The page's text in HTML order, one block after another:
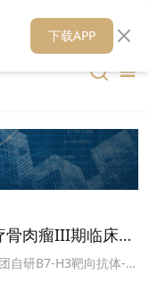
财华媒体矩阵 财华智库
骨肉瘤III期临床研
自研B7-H3靶向抗体-药
下载APP